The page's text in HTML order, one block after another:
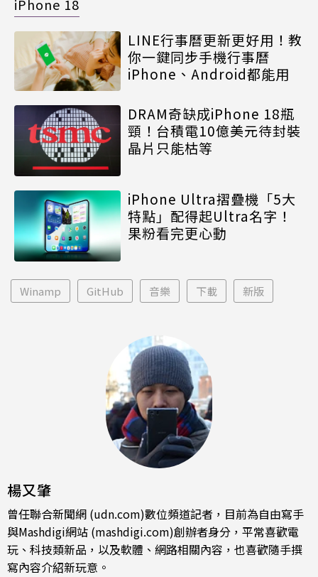
iPhone 18
LINE行事曆更新更好用！教
你一鍵同步手機行事曆
iPhone、Android都能用
DRAM奇缺成iPhone 18瓶
頸！台積電10億美元待封裝
晶片只能枯等
iPhone Ultra摺疊機「5大
特點」配得起Ultra名字！
果粉看完更心動
Winamp GitHub 音樂 下載 新版
楊又肇
曾任聯合新聞網 (udn.com)數位頻道記者，目前為自由寫手
與Mashdigi網站 (mashdigi.com)創辦者身分，平常喜歡電
玩、科技類新品，以及軟體、網路相關內容，也喜歡隨手撰
寫內容介紹新玩意。